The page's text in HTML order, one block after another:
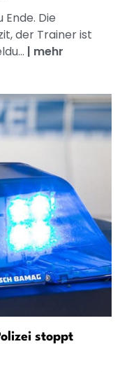
Ende. Die
der Trainer ist
| mehr
stoppt